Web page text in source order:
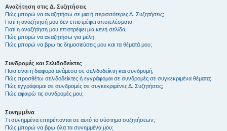
Αναζήτηση στις Δ. Συζητήσεις
Πώς μπορώ να αναζητήσω σε μια ή περισσότερες Δ. Συζητήσεις;
Γιατί η αναζήτησή μου δεν επιστρέφει αποτελέσματα;
Γιατί η αναζήτηση μου επιστρέφει μια κενή σελίδα;
Πώς μπορώ να αναζητήσω για μέλη;
Πώς μπορώ να βρω τις δημοσιεύσεις μου και τα θέματά μου;
Συνδρομές και Σελιδοδείκτες
Ποια είναι η διαφορά ανάμεσα σε σελιδοδείκτη και συνδρομή;
Πώς προσθέτω σελιδοδείκτες ή εγγράφομαι σε συνδρομές σε συγκεκριμένα θέματα;
Πώς εγγράφομαι σε συνδρομές σε συγκεκριμένες Δ. Συζητήσεις;
Πώς αφαιρώ τις συνδρομές μου;
Συνημμένα
Τι συνημμένα επιτρέπονται σε αυτό το σύστημα συζητήσεων;
Πώς μπορώ να βρω όλα τα συνημμένα μου;